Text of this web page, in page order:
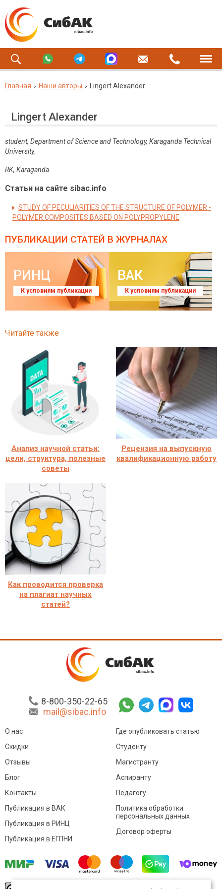
Главная Наши авторы Lingert Alexander
Lingert Alexander
student, Department of Science and Technology, Karaganda Technical
University,
RK, Karaganda
Статьи на сайте sibac.info
STUDY OF PECULIARITIES OF THE STRUCTURE OF POLYMER -
POLYMER COMPOSITES BASED ON POLYPROPYLENE
ПУБЛИКАЦИИ СТАТЕЙ В ЖУРНАЛАХ
РИНЦ
К условиям публикации
ВАК
К условиям публикации
Читайте также
Анализ научной статьи:
цели, структура, полезные
советы
Рецензия на выпускную
квалификационную работу
Как проводится проверка
на плагиат научных
статей?
8-800-350-22-65
mail@sibac.info
О нас
Скидки
Отзывы
Блог
Контакты
Где опубликовать статью
Студенту
Магистранту
Аспиранту
Педагогу
Публикация в ВАК
Публикация в РИНЦ
Публикация в ЕГПНИ
Политика обработки
персональных данных
Договор оферты